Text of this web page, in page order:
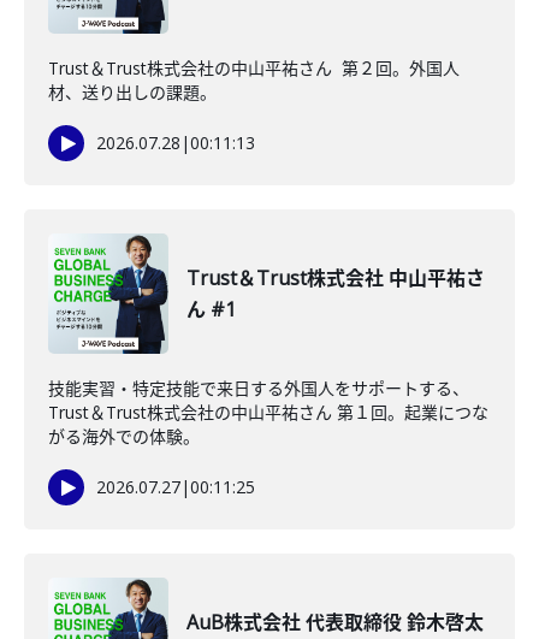
Trust＆Trust株式会社の中山平祐さん 第２回。外国人
材、送り出しの課題。
2026.07.28 |00:11:13
Trust＆Trust株式会社 中山平祐さ
ん #1
技能実習・特定技能で来日する外国人をサポートする、
Trust＆Trust株式会社の中山平祐さん 第１回。起業につな
がる海外での体験。
2026.07.27|00:11:25
AuB株式会社 代表取締役 鈴木啓太